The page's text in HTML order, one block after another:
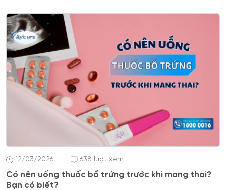
12/03/2026 638 lượt xem
Có nên uống thuốc bổ trứng trước khi mang thai?
Bạn có biết?